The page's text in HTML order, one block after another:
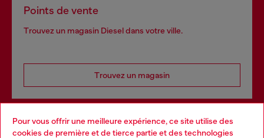
Pour vous offrir une meilleure expérience, ce site utilise des
cookies de première et de tierce partie et des technologies
Points de vente
Trouvez un magasin Diesel dans votre ville.
Trouvez un magasin
Services omnicanaux